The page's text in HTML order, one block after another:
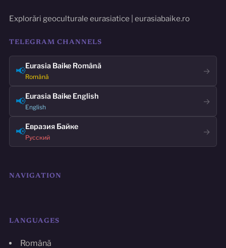
Explorări geoculturale eurasiatice | eurasiabaike.ro
TELEGRAM CHANNELS
📢Eurasia Baike Română
Română
→
📢Eurasia Baike English
English
→
📢Евразия Байке
Русский
→
NAVIGATION
LANGUAGES
Română